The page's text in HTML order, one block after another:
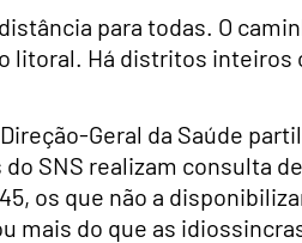
para todas. O
litoral. Há distritos inteiros
Geral da Saúde
SNS realizam consulta
os que não a
mais do que as